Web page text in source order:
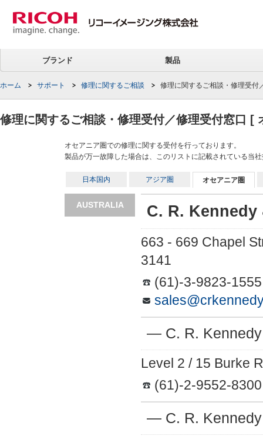
ブランド 製品
ホーム サポート 修理に関するご相談 修理に関するご相談・修理受付
修理に関するご相談・修理受付／修理受付窓口 [
オセアニア圏での修理に関する受付を行っております。
製品が万一故障した場合は、このリストに記載されている当
日本国内 アジア圏 オセアニア圏
AUSTRALIA C. R.
663 - 669 Chapel
3141
(61)-3-9823-1555
― C. R.
Level 2 / 15 Burke
(61)-2-9552-8300
― C. R.